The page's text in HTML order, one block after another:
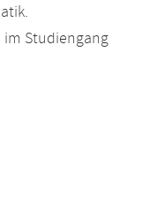
im Studiengang